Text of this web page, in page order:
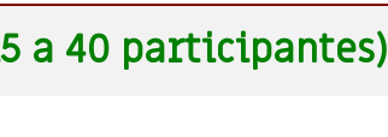
a 40 participantes)